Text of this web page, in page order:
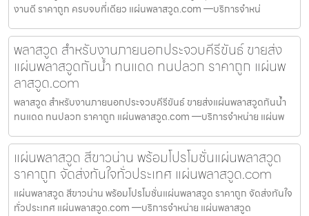
งานดี ราคาถูก ครบจบที่เดียว แผ่นพลาสวูด.com —บริการจำหน่
พลาสวูด สำหรับงานภายนอกประจวบคีรีขันธ์ ขายส่ง
แผ่นพลาสวูดกันน้ำ ทนแดด ทนปลวก ราคาถูก แผ่นพ
ลาสวูด.com
พลาสวูด สำหรับงานภายนอกประจวบคีรีขันธ์ ขายส่งแผ่นพลาสวูดกันน้ำ
ทนแดด ทนปลวก ราคาถูก แผ่นพลาสวูด.com —บริการจำหน่าย แผ่นพ
แผ่นพลาสวูด สีขาวน่าน พร้อมโปรโมชั่นแผ่นพลาสวูด
ราคาถูก จัดส่งทันใจทั่วประเทศ แผ่นพลาสวูด.com
แผ่นพลาสวูด สีขาวน่าน พร้อมโปรโมชั่นแผ่นพลาสวูด ราคาถูก จัดส่งทันใจ
ทั่วประเทศ แผ่นพลาสวูด.com —บริการจำหน่าย แผ่นพลาสวูด